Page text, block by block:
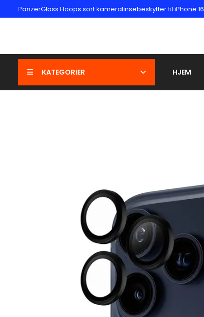
PanzerGlass Hoops sort kameralinsebeskytter til iPhone
KATEGORIER HJEM